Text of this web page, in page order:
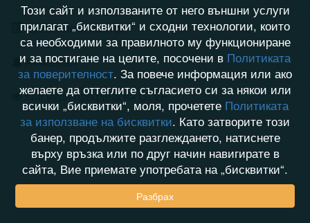
Хронология на игри
Активност
Кой видя профила на GTVP
Този сайт и използваните от него външни услуги
прилагат „бисквитки“ и сходни технологии, които
са необходими за правилното му функциониране
и за постигане на целите, посочени в Политиката
за поверителност. За повече информация или ако
желаете да оттеглите съгласието си за някои или
всички „бисквитки“, моля, прочетете Политиката
за използване на бисквитки. Като затворите този
банер, продължите разглеждането, натиснете
върху връзка или по друг начин навигирате в
сайта, Вие приемате употребата на „бисквитки“.
Разбрах